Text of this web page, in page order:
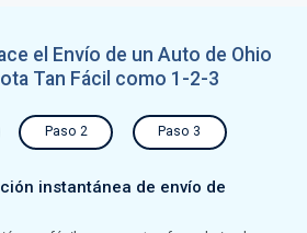
el Envío de un Auto de Ohio
Tan Fácil como 1-2-3
Paso 2 Paso 3
instantánea de envío de